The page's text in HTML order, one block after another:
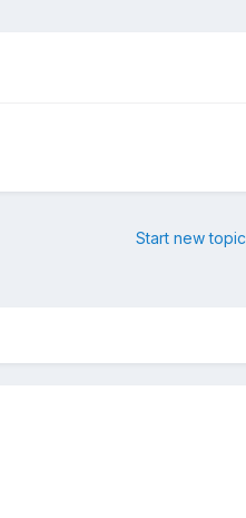
Start new topic